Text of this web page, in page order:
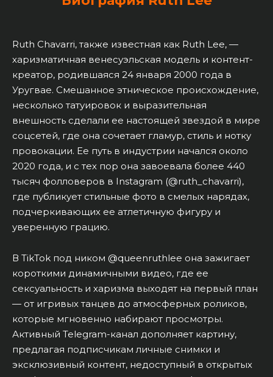
Ruth Chavarri, также известная как Ruth Lee, —
харизматичная венесуэльская модель и контент-
креатор, родившаяся 24 января 2000 года в
Уругвае. Смешанное этническое происхождение,
несколько татуировок и выразительная
внешность сделали ее настоящей звездой в мире
соцсетей, где она сочетает гламур, стиль и нотку
провокации. Ее путь в индустрии начался около
2020 года, и с тех пор она завоевала более 440
тысяч фолловеров в Instagram (@ruth_chavarri),
где публикует стильные фото в смелых нарядах,
подчеркивающих ее атлетичную фигуру и
уверенную грацию.
В TikTok под ником @queenruthlee она зажигает
короткими динамичными видео, где ее
сексуальность и харизма выходят на первый план
— от игривых танцев до атмосферных роликов,
которые мгновенно набирают просмотры.
Активный Telegram-канал дополняет картину,
предлагая подписчикам личные снимки и
эксклюзивный контент, недоступный в открытых